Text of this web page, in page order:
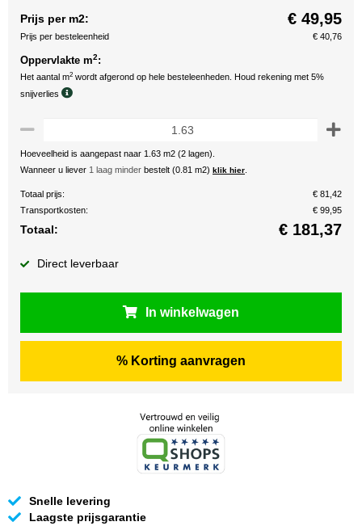
Prijs per m2: € 49,95
Prijs per besteleenheid € 40,76
Oppervlakte m2:
Het aantal m2 wordt afgerond op hele besteleenheden. Houd rekening met 5%
snijverlies
Hoeveelheid is aangepast naar 1.63 m2 (2 lagen).
Wanneer u liever 1 laag minder bestelt (0.81 m2) klik hier
Totaal prijs:
€ 81,42
Transportkosten:
€ 99,95
Totaal: € 181,37
Direct leverbaar
In winkelwagen
% Korting aanvragen
Snelle levering
Laagste prijsgarantie